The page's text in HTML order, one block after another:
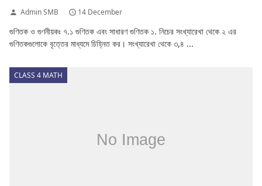
Admin SMB 14 December
গুণিতক ও গুণনীয়কঃ ৭.১ গুণিতক এবং সাধারণ গুণিতক ১. নিচের সংখ্যারেখা থেকে ২ এর
গুণিতকগুলোকে বৃত্তের মাধ্যমে চিহ্নিত কর। সংখ্যারেখা থেকে ৩,৪ ...
CLASS 4 MATH